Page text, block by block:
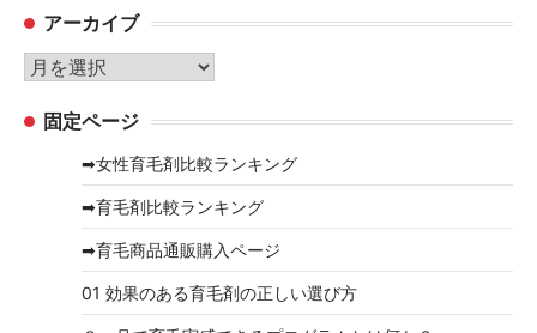
ゴ
リ
ー
アーカイブ
ア
カ 固定ページ
➡女性育毛剤比較ランキング
➡育毛剤比較ランキング
➡育毛商品通販購入ページ
01 効果のある育毛剤の正しい選び方